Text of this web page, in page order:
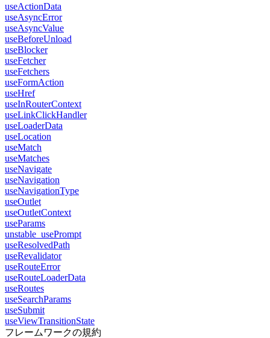
useActionData
useAsyncError
useAsyncValue
useBeforeUnload
useBlocker
useFetcher
useFetchers
useFormAction
useHref
useInRouterContext
useLinkClickHandler
useLoaderData
useLocation
useMatch
useMatches
useNavigate
useNavigation
useNavigationType
useOutlet
useOutletContext
useParams
unstable_usePrompt
useResolvedPath
useRevalidator
useRouteError
useRouteLoaderData
useRoutes
useSearchParams
useSubmit
useViewTransitionState
フレームワークの規約